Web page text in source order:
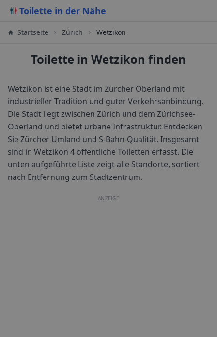
Toilette in der Nähe
Startseite Zürich Wetzikon
Toilette in Wetzikon finden
Wetzikon ist eine Stadt im Zürcher Oberland mit
industrieller Tradition und guter Verkehrsanbindung.
Die Stadt liegt zwischen Zürich und dem Zürichsee-
Oberland und bietet urbane Infrastruktur. Entdecken
Sie Zürcher Umland und S-Bahn-Qualität. Insgesamt
sind in Wetzikon 4 öffentliche Toiletten erfasst. Die
unten aufgeführte Liste zeigt alle Standorte, sortiert
nach Entfernung zum Stadtzentrum.
ANZEIGE